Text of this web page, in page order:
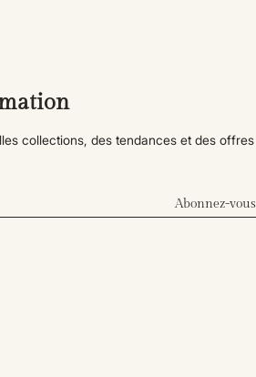
collections, des tendances et des offres
Abonnez-vous